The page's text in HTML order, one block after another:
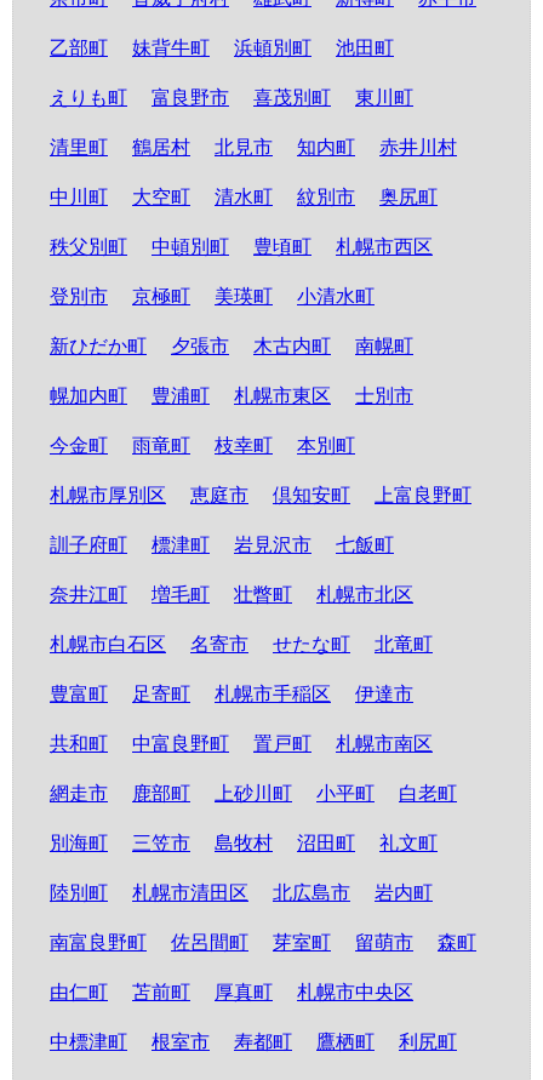
乙部町 妹背牛町 浜頓別町 池田町
えりも町 富良野市 喜茂別町 東川町
清里町 鶴居村 北見市 知内町 赤井川村
中川町 大空町 清水町 紋別市 奥尻町
秩父別町 中頓別町 豊頃町 札幌市西区
登別市 京極町 美瑛町 小清水町
新ひだか町 夕張市 木古内町 南幌町
幌加内町 豊浦町 札幌市東区 士別市
今金町 雨竜町 枝幸町 本別町
札幌市厚別区 恵庭市 倶知安町 上富良野町
訓子府町 標津町 岩見沢市 七飯町
奈井江町 増毛町 壮瞥町 札幌市北区
札幌市白石区 名寄市 せたな町 北竜町
豊富町 足寄町 札幌市手稲区 伊達市
共和町 中富良野町 置戸町 札幌市南区
網走市 鹿部町 上砂川町 小平町 白老町
別海町 三笠市 島牧村 沼田町 礼文町
陸別町 札幌市清田区 北広島市 岩内町
南富良野町 佐呂間町 芽室町 留萌市 森町
由仁町 苫前町 厚真町 札幌市中央区
中標津町 根室市 寿都町 鷹栖町 利尻町